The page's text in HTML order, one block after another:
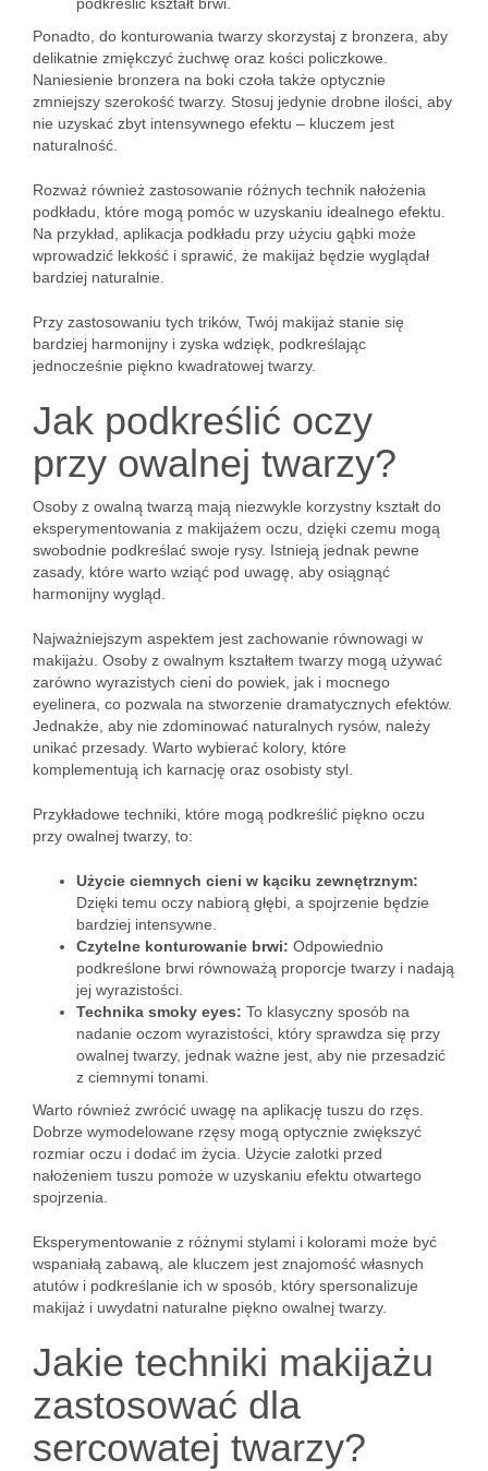
Ponadto, do konturowania twarzy skorzystaj z bronzera, aby
delikatnie zmiękczyć żuchwę oraz kości policzkowe.
Naniesienie bronzera na boki czoła także optycznie
zmniejszy szerokość twarzy. Stosuj jedynie drobne ilości, aby
nie uzyskać zbyt intensywnego efektu – kluczem jest
naturalność.
Rozważ również zastosowanie różnych technik nałożenia
podkładu, które mogą pomóc w uzyskaniu idealnego efektu.
Na przykład, aplikacja podkładu przy użyciu gąbki może
wprowadzić lekkość i sprawić, że makijaż będzie wyglądał
bardziej naturalnie.
Przy zastosowaniu tych trików, Twój makijaż stanie się
bardziej harmonijny i zyska wdzięk, podkreślając
jednocześnie piękno kwadratowej twarzy.
Jak podkreślić oczy
przy owalnej twarzy?
Osoby z owalną twarzą mają niezwykle korzystny kształt do
eksperymentowania z makijażem oczu, dzięki czemu mogą
swobodnie podkreślać swoje rysy. Istnieją jednak pewne
zasady, które warto wziąć pod uwagę, aby osiągnąć
harmonijny wygląd.
Najważniejszym aspektem jest zachowanie równowagi w
makijażu. Osoby z owalnym kształtem twarzy mogą używać
zarówno wyrazistych cieni do powiek, jak i mocnego
eyelinera, co pozwala na stworzenie dramatycznych efektów.
Jednakże, aby nie zdominować naturalnych rysów, należy
unikać przesady. Warto wybierać kolory, które
komplementują ich karnację oraz osobisty styl.
Przykładowe techniki, które mogą podkreślić piękno oczu
przy owalnej twarzy, to:
Użycie ciemnych cieni w kąciku zewnętrznym:
Dzięki temu oczy nabiorą głębi, a spojrzenie będzie
bardziej intensywne.
Czytelne konturowanie brwi: Odpowiednio
podkreślone brwi równoważą proporcje twarzy i nadają
jej wyrazistości.
Technika smoky eyes: To klasyczny sposób na
nadanie oczom wyrazistości, który sprawdza się przy
owalnej twarzy, jednak ważne jest, aby nie przesadzić
z ciemnymi tonami.
Warto również zwrócić uwagę na aplikację tuszu do rzęs.
Dobrze wymodelowane rzęsy mogą optycznie zwiększyć
rozmiar oczu i dodać im życia. Użycie zalotki przed
nałożeniem tuszu pomoże w uzyskaniu efektu otwartego
spojrzenia.
Eksperymentowanie z różnymi stylami i kolorami może być
wspaniałą zabawą, ale kluczem jest znajomość własnych
atutów i podkreślanie ich w sposób, który spersonalizuje
makijaż i uwydatni naturalne piękno owalnej twarzy.
Jakie techniki makijażu
zastosować dla
sercowatej twarzy?